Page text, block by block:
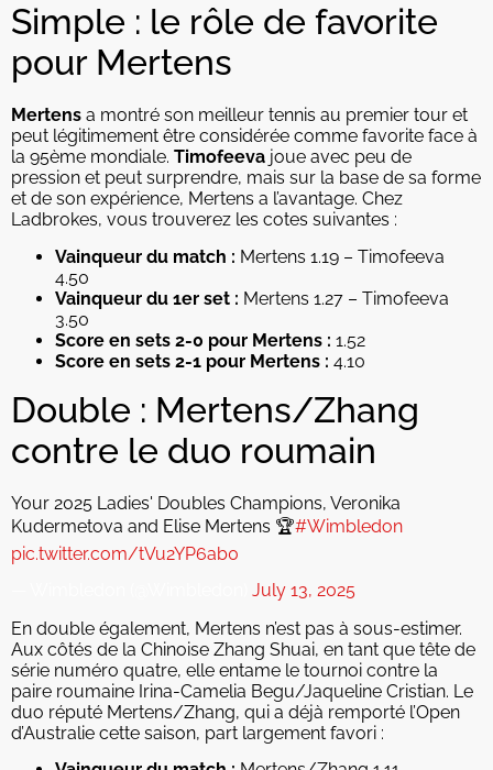
Simple : le rôle de favorite
pour Mertens
Mertens a montré son meilleur tennis au premier tour et
peut légitimement être considérée comme favorite face à
la 95ème mondiale. Timofeeva joue avec peu de
pression et peut surprendre, mais sur la base de sa forme
et de son expérience, Mertens a l’avantage. Chez
Ladbrokes, vous trouverez les cotes suivantes :
Vainqueur du match : Mertens 1.19 – Timofeeva
4.50
Vainqueur du 1er set : Mertens 1.27 – Timofeeva
3.50
Score en sets 2-0 pour Mertens : 1.52
Score en sets 2-1 pour Mertens : 4.10
Double : Mertens/Zhang
contre le duo roumain
Your 2025 Ladies' Doubles Champions, Veronika
Kudermetova and Elise Mertens 🏆#Wimbledon
pic.twitter.com/tVu2YP6ab0
July 13, 2025
En double également, Mertens n’est pas à sous-estimer.
Aux côtés de la Chinoise Zhang Shuai, en tant que tête de
série numéro quatre, elle entame le tournoi contre la
paire roumaine Irina-Camelia Begu/Jaqueline Cristian. Le
duo réputé Mertens/Zhang, qui a déjà remporté l’Open
d’Australie cette saison, part largement favori :